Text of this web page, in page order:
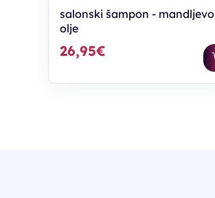
salonski šampon - mandljevo
olje
26,95€